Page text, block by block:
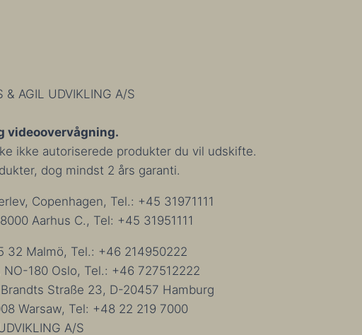
AGIL UDVIKLING A/S
videoovervågning.
ikke autoriserede produkter du vil udskifte.
dog mindst 2 års garanti.
Copenhagen, Tel.: +45 31971111
Aarhus C., Tel: +45 31951111
32 Malmö, Tel.: +46 214950222
180 Oslo, Tel.: +46 727512222
Straße 23, D-20457 Hamburg
Warsaw, Tel: +48 22 219 7000
A/S